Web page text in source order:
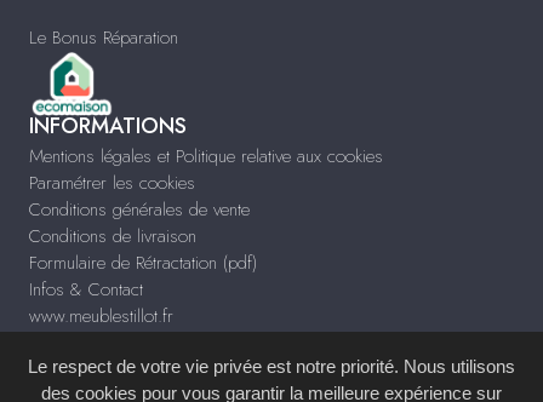
Le Bonus Réparation
INFORMATIONS
Mentions légales et Politique relative aux cookies
Paramétrer les cookies
Conditions générales de vente
Conditions de livraison
Formulaire de Rétractation (pdf)
Infos & Contact
www.meublestillot.fr
Le respect de votre vie privée est notre priorité. Nous utilisons
des cookies pour vous garantir la meilleure expérience sur